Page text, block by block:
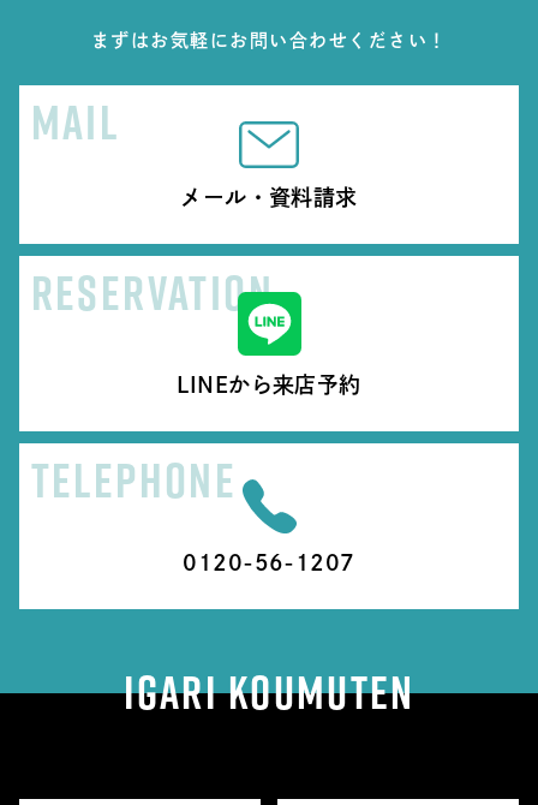
まずはお気軽にお問い合わせください！
MAIL
メール・資料請求
RESERVATION
LINEから来店予約
TELEPHONE
0120-56-1207
IGARI KOUMUTEN